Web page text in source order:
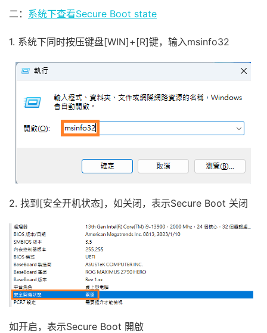
二： 系统下查看Secure Boot state
1. 系统下同时按压键盘[WIN]+[R]键，输入msinfo32
2. 找到[安全开机状态]，如关闭，表示Secure Boot 关闭
如开启，表示Secure Boot 開啟